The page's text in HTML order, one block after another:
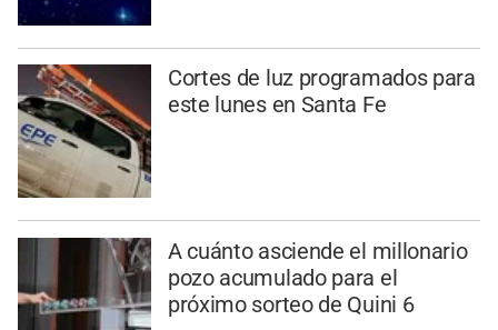
Cortes de luz programados para
este lunes en Santa Fe
A cuánto asciende el millonario
pozo acumulado para el
próximo sorteo de Quini 6